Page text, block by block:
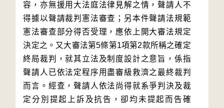
容，亦無援用大法庭法律見解之情，聲請人不
得據以聲請裁判憲法審查；另本件聲請法規範
憲法審查部分得否受理，應依上開大審法規定
決定之。又大審法第5條第1項第2款所稱之確定
終局裁判，就其立法及制度設計之意旨，係指
聲請人已依法定程序用盡審級救濟之最終裁判
而言。經查，聲請人依法尚得就系爭判決及裁
定分別提起上訴及抗告，卻均未提起而告確